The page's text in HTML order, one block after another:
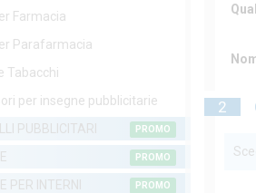
Farmacia
Parafarmacia
Tabacchi
per insegne pubblicitarie
PUBBLICITARI
PROMO
PROMO
PER INTERNI PROMO
2